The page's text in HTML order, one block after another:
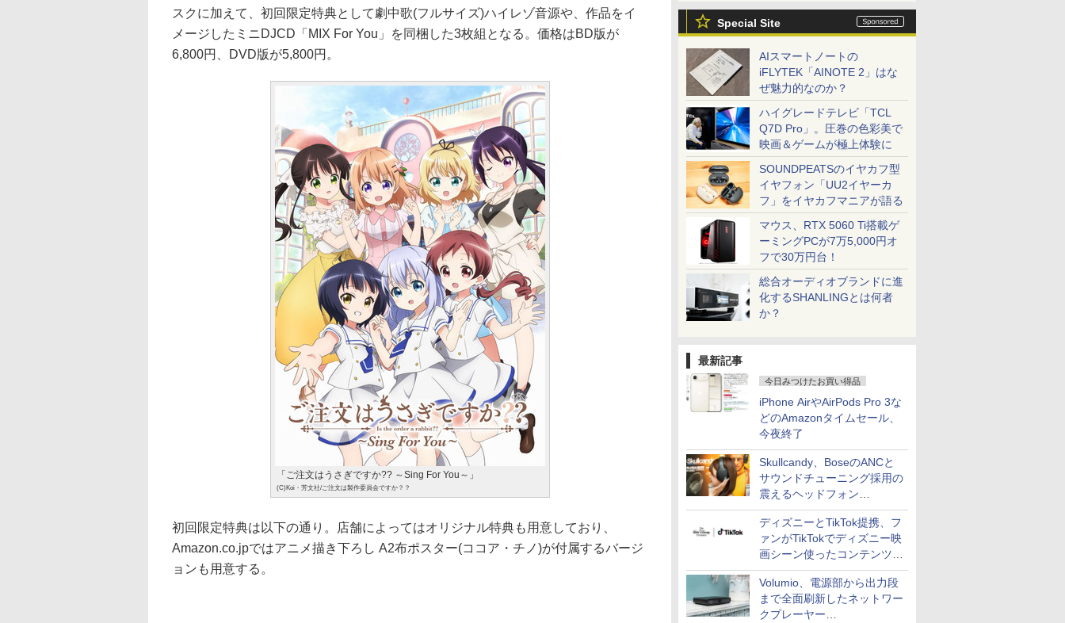
Special Site
AIスマートノートの
iFLYTEK「AINOTE 2」はな
ぜ魅力的なのか？
ハイグレードテレビ「TCL
Q7D Pro」。圧巻の色彩美で
映画＆ゲームが極上体験に
SOUNDPEATSのイヤカフ型
イヤフォン「UU2イヤーカ
フ」をイヤカフマニアが語る
マウス、RTX 5060 Ti搭載ゲ
ーミングPCが7万5,000円オ
フで30万円台！
総合オーディオブランドに進
化するSHANLINGとは何者
か？
最新記事
今日みつけたお買い得品
iPhone AirやAirPods Pro 3な
どのAmazonタイムセール、
今夜終了
Skullcandy、BoseのANCと
サウンドチューニング採用の
震えるヘッドフォン
「Crusher 1080 ANC」
ディズニーとTikTok提携、フ
ァンがTikTokでディズニー映
画シーン使ったコンテンツ制
作、Disney+にも配信
Volumio、電源部から出力段
まで全面刷新したネットワー
クプレーヤー
スクに加えて、初回限定特典として劇中歌(フルサイズ)ハイレゾ音源や、作品をイ
メージしたミニDJCD「MIX For You」を同梱した3枚組となる。価格はBD版が
6,800円、DVD版が5,800円。
「ご注文はうさぎですか?? ～Sing For You～」
(C)Koi・芳文社/ご注文は製作委員会ですか？？
初回限定特典は以下の通り。店舗によってはオリジナル特典も用意しており、
Amazon.co.jpではアニメ描き下ろし A2布ポスター(ココア・チノ)が付属するバージ
ョンも用意する。